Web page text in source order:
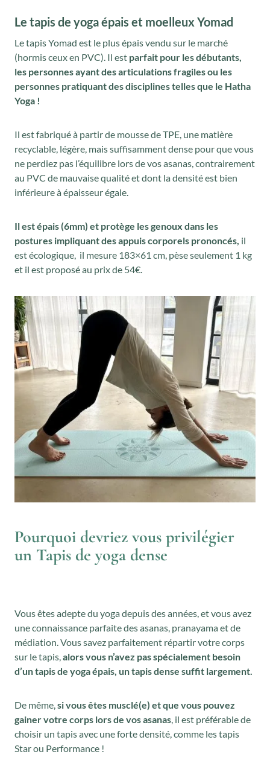
Le tapis de yoga épais et moelleux Yomad
Le tapis Yomad est le plus épais vendu sur le marché
(hormis ceux en PVC). Il est parfait pour les débutants,
les personnes ayant des articulations fragiles ou les
personnes pratiquant des disciplines telles que le Hatha
Yoga !
Il est fabriqué à partir de mousse de TPE, une matière
recyclable, légère, mais suffisamment dense pour que vous
ne perdiez pas l’équilibre lors de vos asanas, contrairement
au PVC de mauvaise qualité et dont la densité est bien
inférieure à épaisseur égale.
Il est épais (6mm) et protège les genoux dans les
postures impliquant des appuis corporels prononcés, il
est écologique, il mesure 183×61 cm, pèse seulement 1 kg
et il est proposé au prix de 54€.
Pourquoi devriez vous privilégier
un Tapis de yoga dense
Vous êtes adepte du yoga depuis des années, et vous avez
une connaissance parfaite des asanas, pranayama et de
médiation. Vous savez parfaitement répartir votre corps
sur le tapis,alors vous n’avez pas spécialement besoin
d’un tapis de yoga épais, un tapis dense suffit largement.
De même,si vous êtes musclé(e) et que vous pouvez
gainer votre corps lors de vos asanas, il est préférable de
choisir un tapis avec une forte densité, comme les tapis
Star ou Performance !